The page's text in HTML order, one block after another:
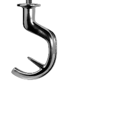
GANCIO IN ALLUMINIO